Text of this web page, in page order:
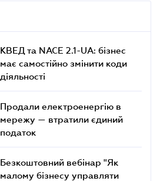
КВЕД та NACE 2.1-UA: бізнес
має самостійно змінити коди
діяльності
Продали електроенергію в
мережу — втратили єдиний
податок
Безкоштовний вебінар "Як
малому бізнесу управляти